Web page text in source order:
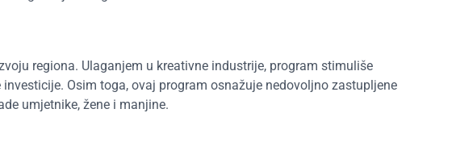
regiona. Ulaganjem u kreativne industrije, program stimuliše
Osim toga, ovaj program osnažuje nedovoljno zastupljene
umjetnike, žene i manjine.